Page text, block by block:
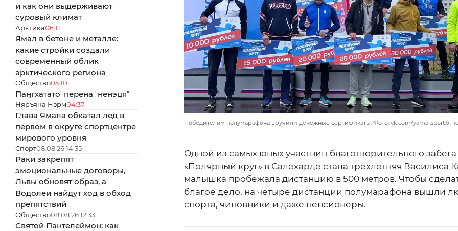
и как они выдерживают
суровый климат
Арктика06:11
Ямал в бетоне и металле:
какие стройки создали
современный облик
арктического региона
Общество05:10
Паӈгхататоʼ перенаˮ ненэцяˮ
Няръяна Ӈэрм04:37
Глава Ямала обкатал лед в
первом в округе спортцентре
мирового уровня
Спорт08.08.26 14:35
Раки закрепят
эмоциональные договоры,
Львы обновят образ, а
Водолеи найдут ход в обход
препятствий
Общество08.08.26 12:33
Святой Пантелеймон: как
Победителям полумарафона вручили денежные сертификаты. Фото: vk.com/
Одной из самых юных участниц благотворительного забега
«Полярный круг» в Салехарде стала трехлетняя Василиса
малышка пробежала дистанцию в 500 метров. Чтобы
благое дело, на четыре дистанции полумарафона вышли
спорта, чиновники и даже пенсионеры.